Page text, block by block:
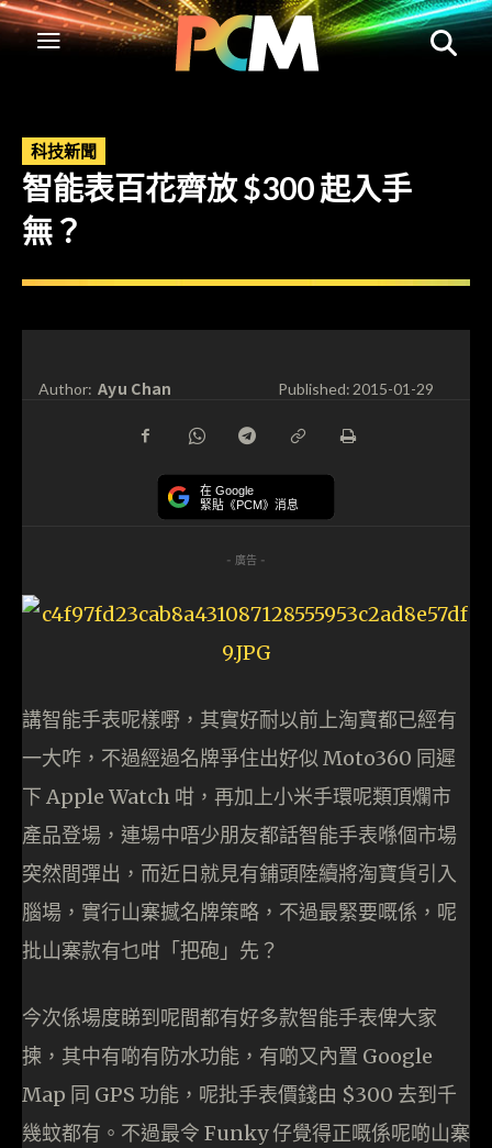
科技新聞
智能表百花齊放 $300 起入手
無？
Author: Ayu Chan Published:2015-01-29
在 Google
緊貼《PCM》消息
- 廣告 -
講智能手表呢樣嘢，其實好耐以前上淘寶都已經有
一大咋，不過經過名牌爭住出好似 Moto360 同遲
下 Apple Watch 咁，再加上小米手環呢類頂爛市
產品登場，連場中唔少朋友都話智能手表喺個市場
突然間彈出，而近日就見有鋪頭陸續將淘寶貨引入
腦場，實行山寨撼名牌策略，不過最緊要嘅係，呢
批山寨款有乜咁「把砲」先？
今次係場度睇到呢間都有好多款智能手表俾大家
揀，其中有啲有防水功能，有啲又內置 Google
Map 同 GPS 功能，呢批手表價錢由 $300 去到千
幾蚊都有。不過最令 Funky 仔覺得正嘅係呢啲山寨